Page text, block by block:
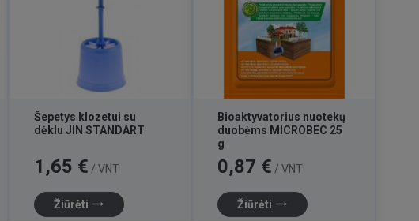
Šepetys klozetui su
dėklu JIN STANDART
Kaina
1,65 € / VNT
Žiūrėti trending_flat
Bioaktyvatorius nuotekų
duobėms MICROBEC 25
g
Kaina
0,87 € / VNT
Žiūrėti trending_flat